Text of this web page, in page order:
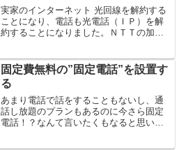
実家のインターネット 光回線を解約する
ことになり、電話も光電話（ＩＰ）を解
約することになりました。ＮＴＴの加入
信料の削減（加入電話比▲1,200円/月）
ができました。
固定費無料の”固定電話”を設置す
る
あまり電話で話をすることもないし、通
話し放題のプランもあるのに今さら固定
電話！？なんて言いたくもなると思いま